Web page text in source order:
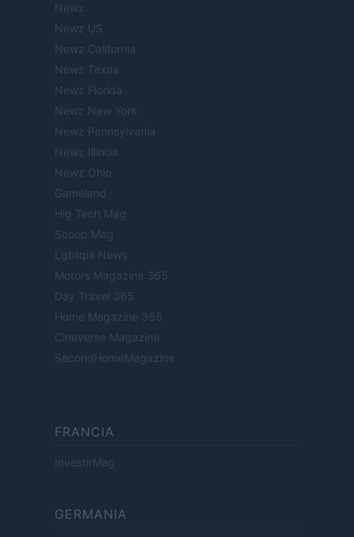
Newz
Newz US
Newz California
Newz Texas
Newz Florida
Newz New York
Newz Pennsylvania
Newz Illinois
Newz Ohio
Gameland
Hig Tech Mag
Scoop Mag
Lgbtqia News
Motors Magazine 365
Day Travel 365
Home Magazine 365
Cineverse Magazine
SecondHomeMagazine
FRANCIA
InvestirMag
GERMANIA